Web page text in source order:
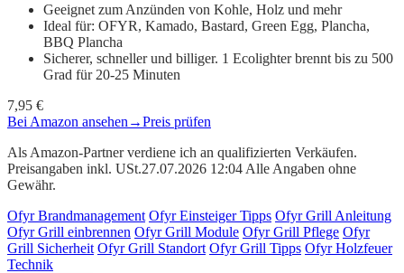
Geeignet zum Anzünden von Kohle, Holz und mehr
Ideal für: OFYR, Kamado, Bastard, Green Egg, Plancha,
BBQ Plancha
Sicherer, schneller und billiger. 1 Ecolighter brennt bis zu 500
Grad für 20-25 Minuten
7,95 €
Bei Amazon ansehen →Preis prüfen
Als Amazon-Partner verdiene ich an qualifizierten Verkäufen.
Preisangaben inkl. USt.27.07.2026 12:04 Alle Angaben ohne
Gewähr.
Ofyr Brandmanagement Ofyr Einsteiger Tipps Ofyr Grill Anleitung
Ofyr Grill einbrennen Ofyr Grill Module Ofyr Grill Pflege Ofyr
Grill Sicherheit Ofyr Grill Standort Ofyr Grill Tipps Ofyr Holzfeuer
Technik